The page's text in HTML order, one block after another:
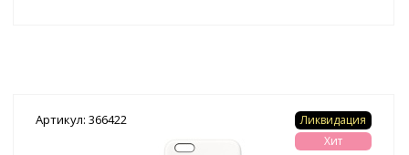
Артикул: 366422
Ликвидация
Хит